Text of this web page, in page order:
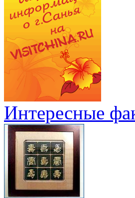
Интересные